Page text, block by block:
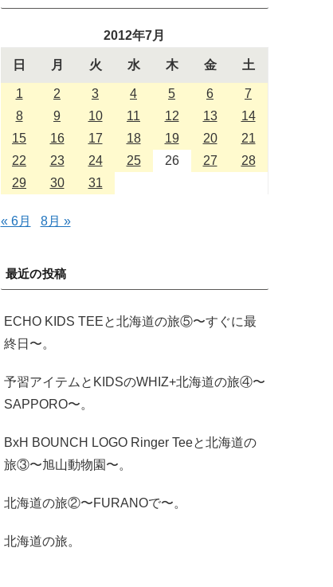
2012年7月
日 月 火 水 木 金 土
1 2 3 4 5 6
7
8
9 10 11 12 13
14
15
16 17 18 19 20
21
22
23 24 25 26 27
28
29
30 31
« 6月 8月 »
最近の投稿
ECHO KIDS TEEと北海道の旅⑤〜すぐに最
終日〜。
予習アイテムとKIDSのWHIZ+北海道の旅④〜
SAPPORO〜。
BxH BOUNCH LOGO Ringer Teeと北海道の
旅③〜旭山動物園〜。
北海道の旅②〜FURANOで〜。
北海道の旅。